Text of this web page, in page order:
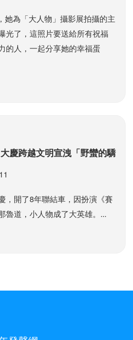
她為「大人物」攝影展拍攝的主
光了，這照片要送給所有祝福
的人，一起分享她的幸福蛋
慶跨越文明宣洩「野蠻的驕
，開了8年聯結車，因扮演《賽
魯道，小人物成了大英雄。...